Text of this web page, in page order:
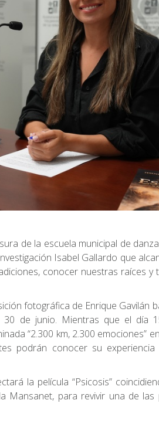
de la escuela municipal de
Isabel Gallardo que
conocer nuestras raíces y
fotográfica de Enrique Gavilán
30 de junio. Mientras que el día
“2.300 km, 2.300 emociones”
podrán conocer su
la película “Psicosis”
Mansanet, para revivir una de las